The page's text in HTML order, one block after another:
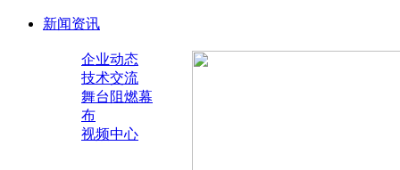
新闻资讯
企业动态
技术交流
舞台阻燃幕
布
视频中心